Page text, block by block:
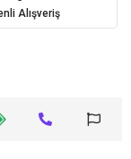
Alışveriş